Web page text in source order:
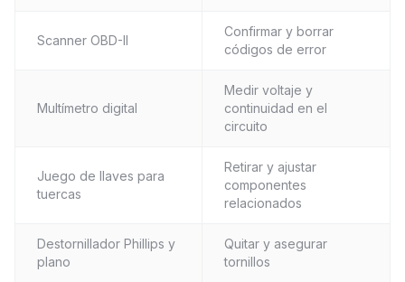
Scanner OBD-II
Confirmar y borrar
códigos de error
Multímetro digital
Medir voltaje y
continuidad en el
circuito
Juego de llaves para
tuercas
Retirar y ajustar
componentes
relacionados
Destornillador Phillips y
plano
Quitar y asegurar
tornillos